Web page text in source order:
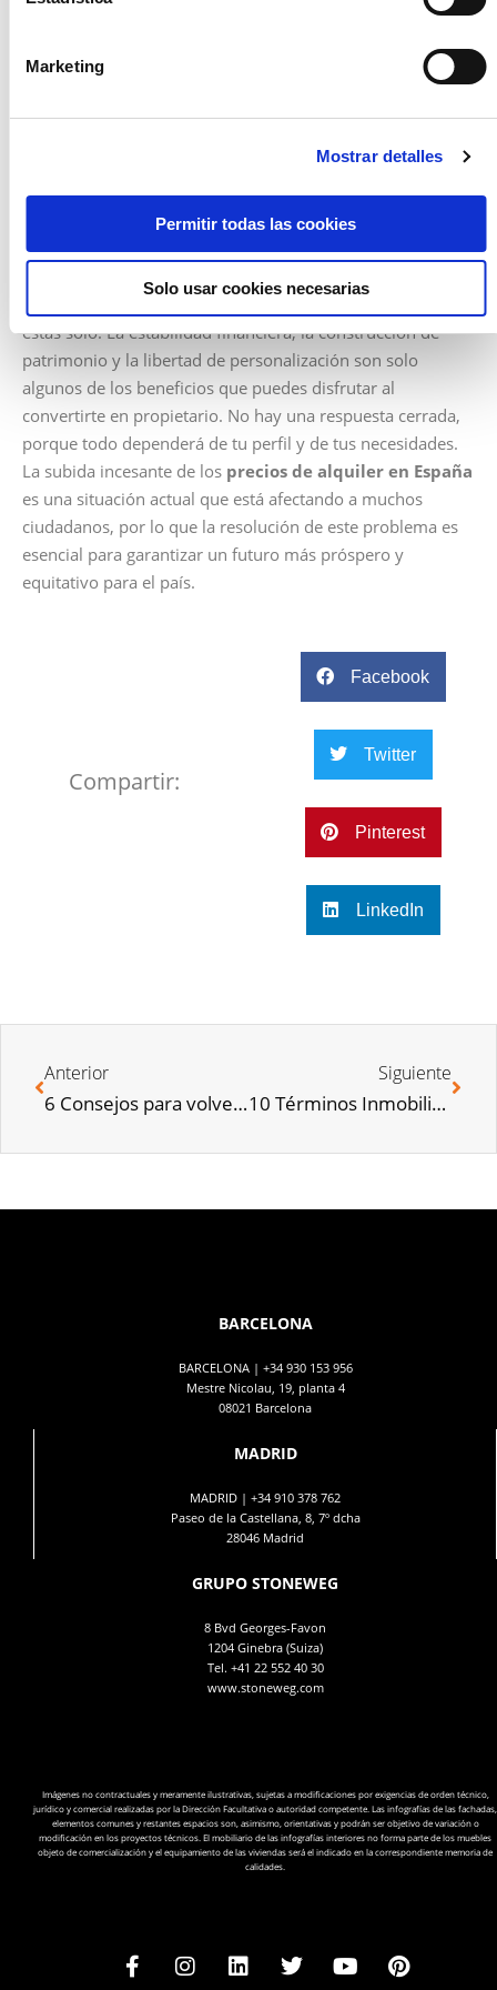
Marketing
Mostrar detalles
Permitir todas las cookies
Solo usar cookies necesarias
seguridad de un pago mensual consistente a lo largo del
demanda y otros factores económicos. Al ser propietario,
tienes un mayor control sobre tu situación de vivienda y
no estás a merced de los cambios bruscos en los precios
de alquiler.
estás solo. La estabilidad financiera, la construcción de
patrimonio y la libertad de personalización son solo
algunos de los beneficios que puedes disfrutar al
convertirte en propietario. No hay una respuesta cerrada,
porque todo dependerá de tu perfil y de tus necesidades.
La subida incesante de los precios de alquiler en España
es una situación actual que está afectando a muchos
ciudadanos, por lo que la resolución de este problema es
esencial para garantizar un futuro más próspero y
equitativo para el país.
Compartir:
Facebook
Twitter
Pinterest
LinkedIn
Anterior
6 Consejos para volver a la rutina después de las vacaciones
Siguiente
10 Términos Inmobiliarios que deberías conocer | Glosario
BARCELONA
BARCELONA | +34 930 153 956
Mestre Nicolau, 19, planta 4
08021 Barcelona
MADRID
MADRID | +34 910 378 762
Paseo de la Castellana, 8, 7º dcha
28046 Madrid
GRUPO STONEWEG
8 Bvd Georges-Favon
1204 Ginebra (Suiza)
Tel. +41 22 552 40 30
www.stoneweg.com
Imágenes no contractuales y meramente ilustrativas, sujetas a modificaciones por exigencias de orden técnico,
jurídico y comercial realizadas por la Dirección Facultativa o autoridad competente. Las infografías de las fachadas,
elementos comunes y restantes espacios son, asimismo, orientativas y podrán ser objetivo de variación o
modificación en los proyectos técnicos. El mobiliario de las infografías interiores no forma parte de los muebles
objeto de comercialización y el equipamiento de las viviendas será el indicado en la correspondiente memoria de
calidades.